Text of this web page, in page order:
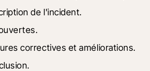
de l'incident.
correctives et améliorations.